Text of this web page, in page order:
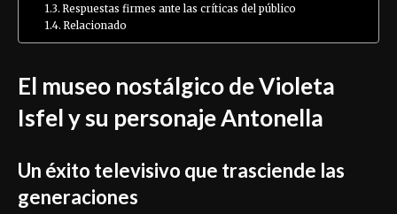
Respuestas firmes ante las críticas del público
Relacionado
El museo nostálgico de Violeta
Isfel y su personaje Antonella
Un éxito televisivo que trasciende las
generaciones